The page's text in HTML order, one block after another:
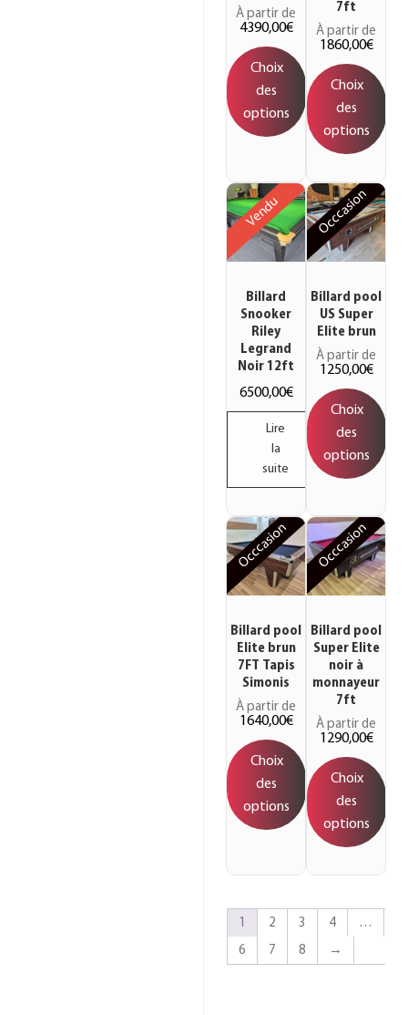
À partir de
4390,00€
Choix
des
options
7ft
À partir de
1860,00€
Choix
des
options
Vendu
Billard
Snooker
Riley
Legrand
Noir 12ft
6500,00€
Lire
la
suite
Occcasion
Billard pool
US Super
Elite brun
À partir de
1250,00€
Choix
des
options
Occcasion
Billard pool
Elite brun
7FT Tapis
Simonis
À partir de
1640,00€
Choix
des
options
Occcasion
Billard pool
Super Elite
noir à
monnayeur
7ft
À partir de
1290,00€
Choix
des
options
1 2 3 4
…
6
7 8 →